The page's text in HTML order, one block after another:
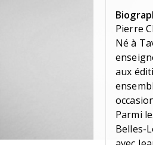
Pierre
Né à
aux
Parmi
Belles-